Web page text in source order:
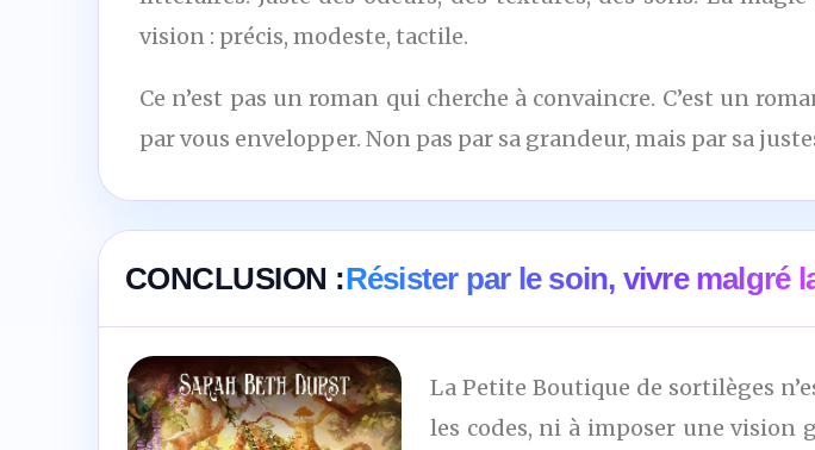
vision : précis, modeste, tactile.
Ce n’est pas un roman qui cherche à convaincre. C’est un
par vous envelopper. Non pas par sa grandeur, mais par sa
CONCLUSION :Résister par le soin, vivre malgré
La Petite Boutique de sortilèges
les codes, ni à imposer une vision